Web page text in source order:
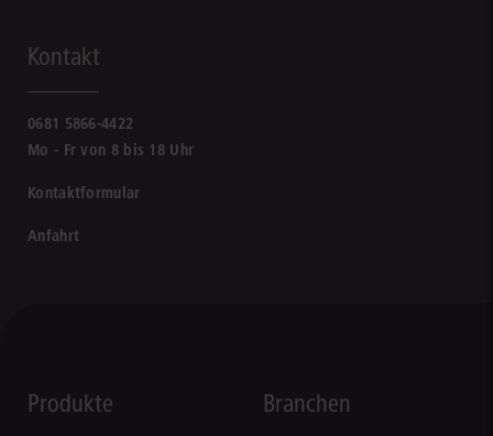
Kontakt
0681 5866-4422
Mo - Fr von 8 bis 18 Uhr
Kontaktformular
Anfahrt
Produkte Branchen